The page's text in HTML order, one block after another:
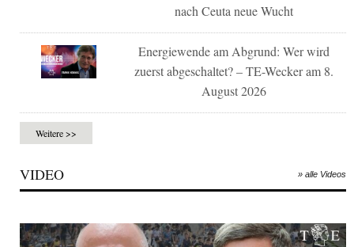
nach Ceuta neue Wucht
Energiewende am Abgrund: Wer wird
zuerst abgeschaltet? – TE-Wecker am 8.
August 2026
Weitere >>
VIDEO » alle Videos